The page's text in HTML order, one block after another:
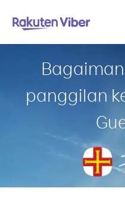
panggilan